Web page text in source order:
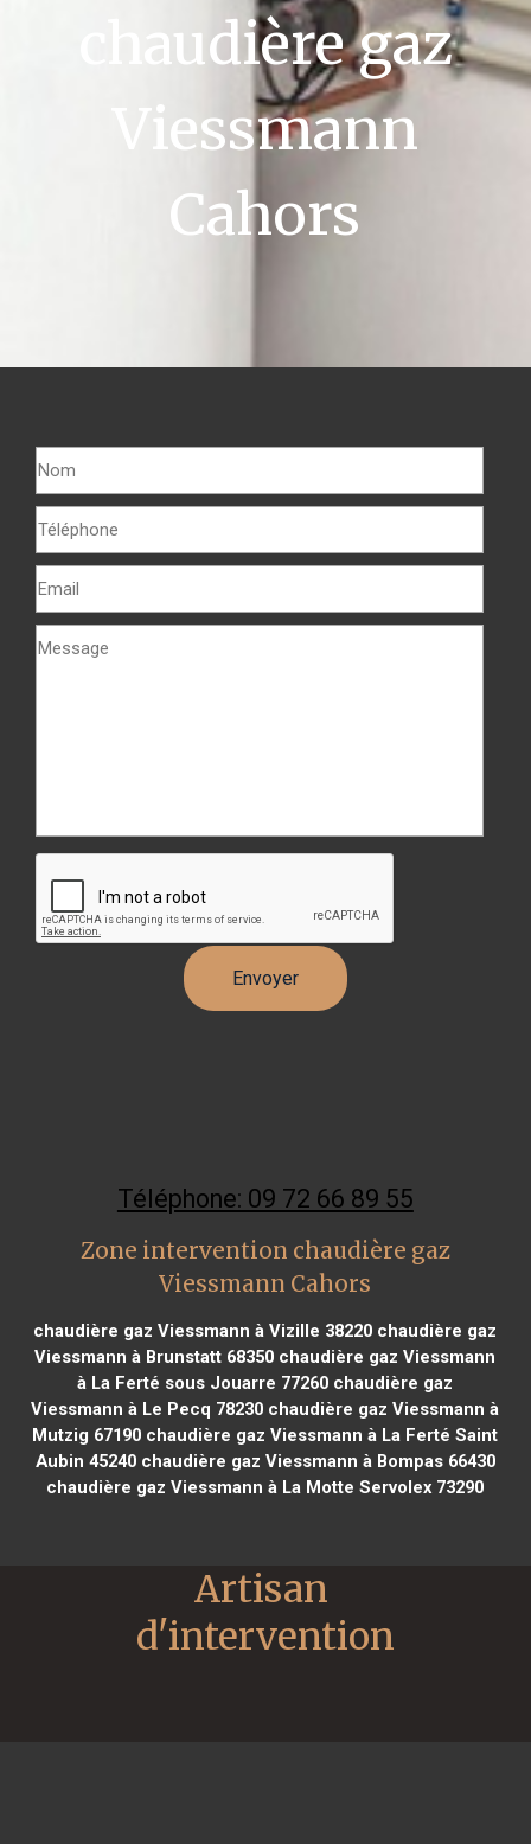
chaudière gaz
Viessmann
Cahors
Téléphone: 09 72 66 89 55
Zone intervention chaudière gaz
Viessmann Cahors
chaudière gaz Viessmann à Vizille 38220 chaudière gaz
Viessmann à Brunstatt 68350 chaudière gaz Viessmann
à La Ferté sous Jouarre 77260 chaudière gaz
Viessmann à Le Pecq 78230 chaudière gaz Viessmann à
Mutzig 67190 chaudière gaz Viessmann à La Ferté Saint
Aubin 45240chaudière gaz Viessmann à Bompas 66430
chaudière gaz Viessmann à La Motte Servolex 73290
Artisan
d'intervention